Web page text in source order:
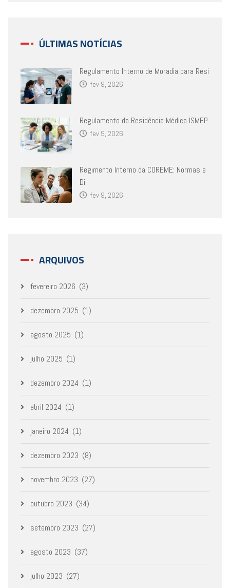
ÚLTIMAS NOTÍCIAS
Regulamento Interno de Moradia para Resi
fev 9, 2026
Regulamento da Residência Médica ISMEP
fev 9, 2026
Regimento Interno da COREME: Normas e
Di
fev 9, 2026
ARQUIVOS
fevereiro 2026 (3)
dezembro 2025 (1)
agosto 2025 (1)
julho 2025 (1)
dezembro 2024 (1)
abril 2024 (1)
janeiro 2024 (1)
dezembro 2023 (8)
novembro 2023 (27)
outubro 2023 (34)
setembro 2023 (27)
agosto 2023 (37)
julho 2023 (27)